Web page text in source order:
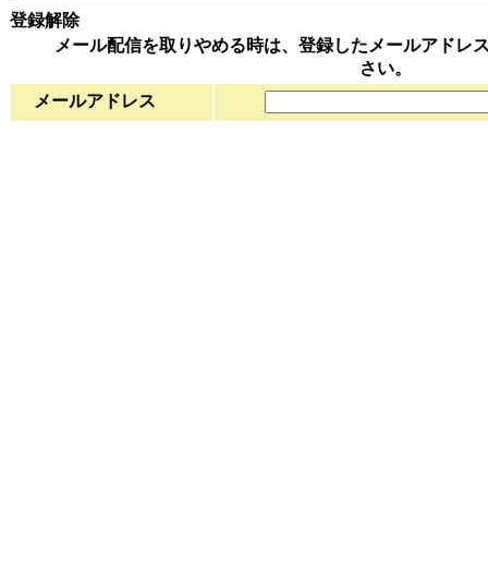
登録解除
メール配信を取りやめる時は、登録したメールアドレ
さい。
メールアドレス